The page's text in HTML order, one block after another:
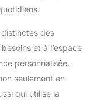
des
et à l’espace
personnalisée.
seulement en
qui utilise la